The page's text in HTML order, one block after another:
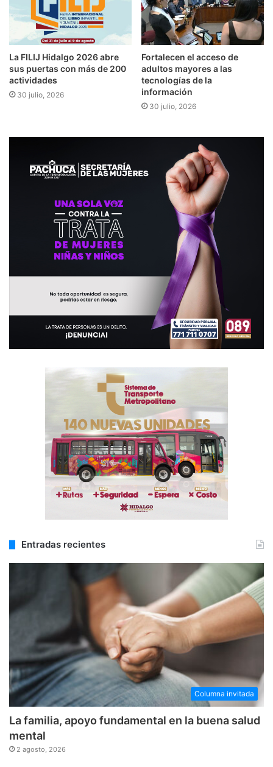
​​La FILIJ Hidalgo 2026 abre
sus puertas con más de 200
actividades
30 julio, 2026
Fortalecen el acceso de
adultos mayores a las
tecnologías de la
información
30 julio, 2026
Entradas recientes
Columna invitada
La familia, apoyo fundamental en la buena salud
mental
2 agosto, 2026